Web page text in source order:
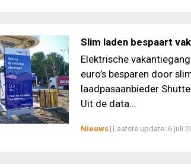
Slim laden bespaart
Elektrische
euro’s besparen door
laadpasaanbieder
Uit de data...
Nieuws | Laatste update: 6 juli